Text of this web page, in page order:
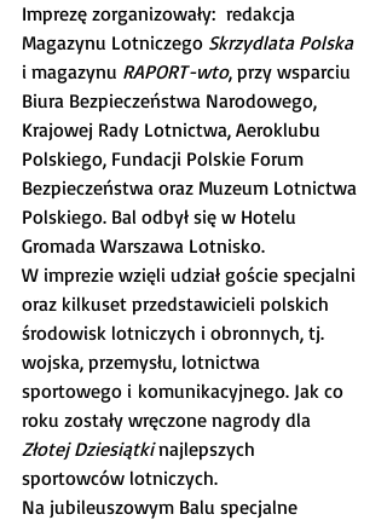
Imprezę zorganizowały:  redakcja
Magazynu Lotniczego Skrzydlata Polska
i magazynu RAPORT-wto, przy wsparciu
Biura Bezpieczeństwa Narodowego,
Krajowej Rady Lotnictwa, Aeroklubu
Polskiego, Fundacji Polskie Forum
Bezpieczeństwa oraz Muzeum Lotnictwa
Polskiego. Bal odbył się w Hotelu
Gromada Warszawa Lotnisko.
W imprezie wzięli udział goście specjalni
oraz kilkuset przedstawicieli polskich
środowisk lotniczych i obronnych, tj.
wojska, przemysłu, lotnictwa
sportowego i komunikacyjnego. Jak co
roku zostały wręczone nagrody dla
Złotej Dziesiątki najlepszych
sportowców lotniczych.
Na jubileuszowym Balu specjalne